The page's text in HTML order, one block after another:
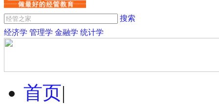
搜索
经济学 管理学 金融学 统计学
首页|